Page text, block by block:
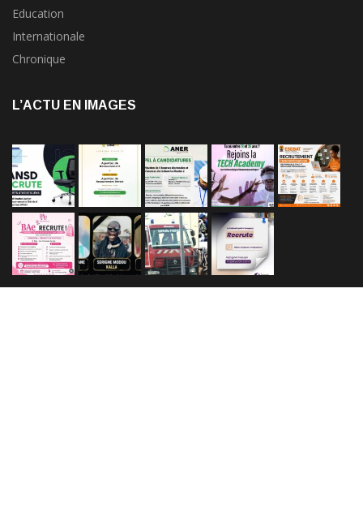
Education
Internationale
Chronique
L’ACTU EN IMAGES